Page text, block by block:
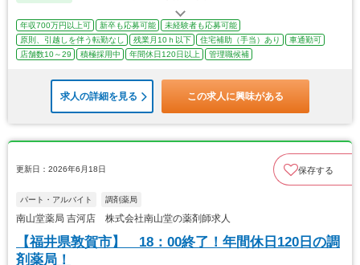
年収700万円以上可 新卒も応募可能
未経験者も応募可能
原則、引越しを伴う転勤なし
残業月10ｈ以下 住宅補助（手当）あり
車通勤可
店舗数10～29
積極採用中 年間休日120日以上 管理職候補
求人の詳細を見る この求人に興味がある
更新日：2026年6月18日 保存する
パート・アルバイト 調剤薬局
南山堂薬局 吉河店 株式会社南山堂の薬剤師求人
【福井県敦賀市】 18：00終了！年間休日120日の調
剤薬局！